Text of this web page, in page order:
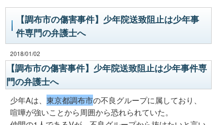
【調布市の傷害事件】少年院送致阻止は少年事
件専門の弁護士へ
2018/01/02
【調布市の傷害事件】少年院送致阻止は少年事件専
門の弁護士へ
少年Aは、東京都調布市の不良グループに属しており、
喧嘩が強いことから周囲から恐れられていた。